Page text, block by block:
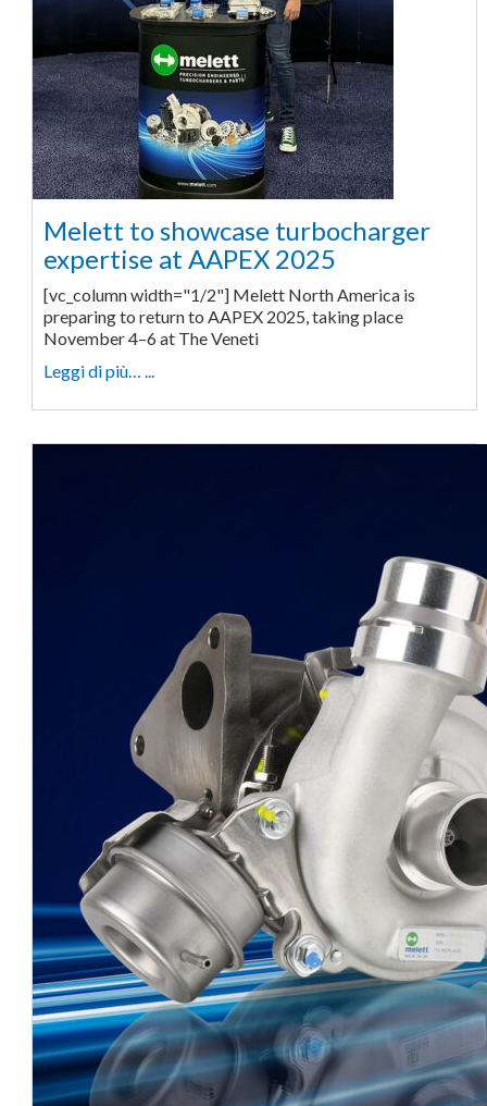
Melett to showcase turbocharger
expertise at AAPEX 2025
[vc_column width="1/2"] Melett North America is
preparing to return to AAPEX 2025, taking place
November 4–6 at The Veneti
Leggi di più… ...